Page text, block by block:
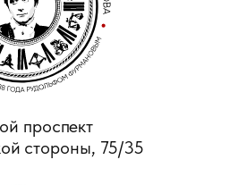
проспект
стороны, 75/35